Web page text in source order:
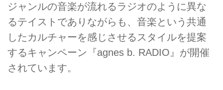
ジャンルの音楽が流れるラジオのように異な
るテイストでありながらも、音楽という共通
したカルチャーを感じさせるスタイルを提案
するキャンペーン『agnes b. RADIO』が開催
されています。